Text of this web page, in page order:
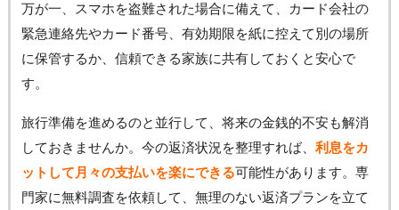
万が一、スマホを盗難された場合に備えて、カード会社の
緊急連絡先やカード番号、有効期限を紙に控えて別の場所
に保管するか、信頼できる家族に共有しておくと安心で
す。
旅行準備を進めるのと並行して、将来の金銭的不安も解消
しておきませんか。今の返済状況を整理すれば、 利息をカ
ットして月々の支払いを楽にできる可能性があります。専
門家に無料調査を依頼して、無理のない返済プランを立て